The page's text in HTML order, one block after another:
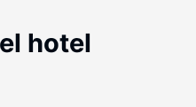
hotel